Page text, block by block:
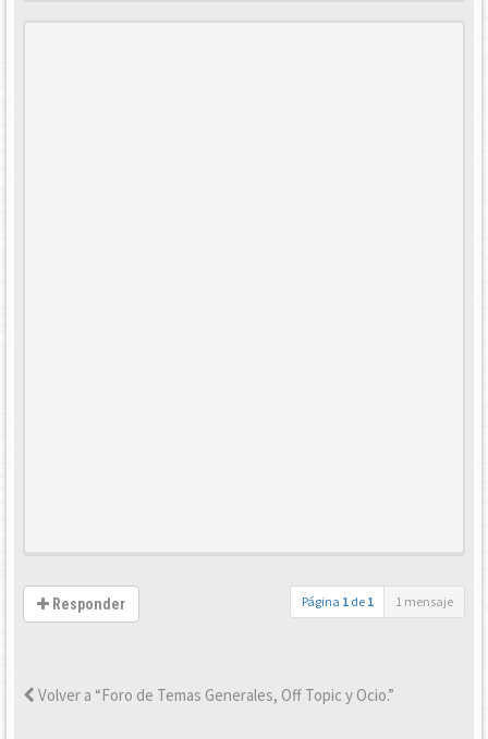
Responder Página 1 de 1 1 mensaje
Volver a “Foro de Temas Generales, Off Topic y Ocio.”